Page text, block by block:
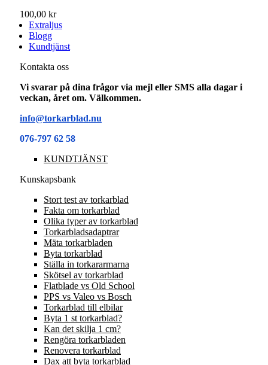
100,00 kr
Extraljus
Blogg
Kundtjänst
Kontakta oss
Vi svarar på dina frågor via mejl eller SMS alla dagar i
veckan, året om. Välkommen.
info@torkarblad.nu
076-797 62 58
KUNDTJÄNST
Kunskapsbank
Stort test av torkarblad
Fakta om torkarblad
Olika typer av torkarblad
Torkarbladsadaptrar
Mäta torkarbladen
Byta torkarblad
Ställa in torkararmarna
Skötsel av torkarblad
Flatblade vs Old School
PPS vs Valeo vs Bosch
Torkarblad till elbilar
Byta 1 st torkarblad?
Kan det skilja 1 cm?
Rengöra torkarbladen
Renovera torkarblad
Dax att byta torkarblad